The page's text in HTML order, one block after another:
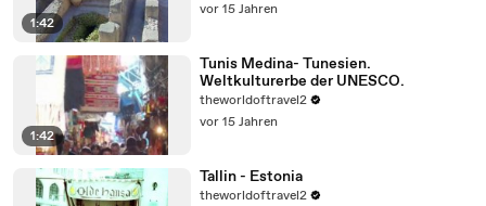
1:42
vor 15 Jahren
1:42
Tunis Medina- Tunesien.
Weltkulturerbe der UNESCO.
theworldoftravel2
vor 15 Jahren
Tallin - Estonia
theworldoftravel2